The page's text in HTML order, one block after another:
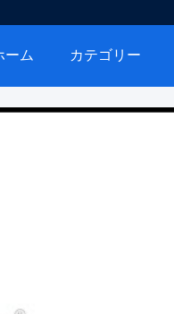
ーム カテゴリー